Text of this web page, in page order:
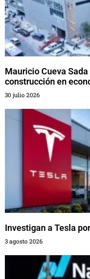
Mauricio Cueva
construcción en
30 julio 2026
Investigan a Tesla
3 agosto 2026